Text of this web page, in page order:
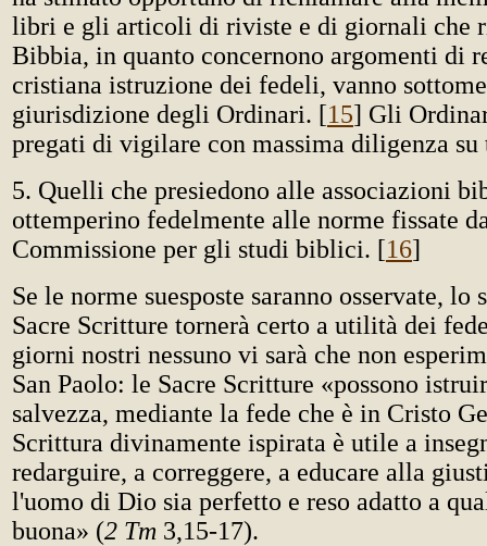
libri e gli articoli di riviste e di giornali che
Bibbia, in quanto concernono argomenti di
cristiana istruzione dei fedeli, vanno
giurisdizione degli Ordinari. [15] Gli
pregati di vigilare con massima diligenza
5. Quelli che presiedono alle associazioni
ottemperino fedelmente alle norme fissate
Commissione per gli studi biblici. [16]
Se le norme suesposte saranno osservate, lo
Sacre Scritture tornerà certo a utilità dei
giorni nostri nessuno vi sarà che non
San Paolo: le Sacre Scritture «possono
salvezza, mediante la fede che è in Cristo
Scrittura divinamente ispirata è utile a
redarguire, a correggere, a educare alla
l'uomo di Dio sia perfetto e reso adatto a
buona» (2 Tm 3,15-17).